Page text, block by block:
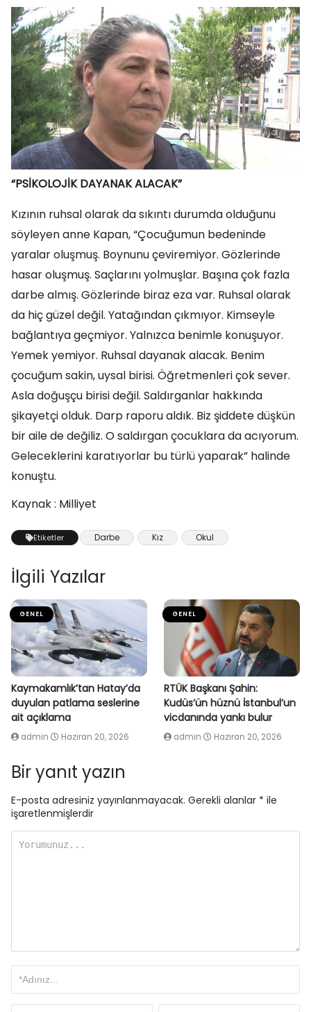
“PSİKOLOJİK DAYANAK ALACAK”
Kızının ruhsal olarak da sıkıntı durumda olduğunu
söyleyen anne Kapan, “Çocuğumun bedeninde
yaralar oluşmuş. Boynunu çeviremiyor. Gözlerinde
hasar oluşmuş. Saçlarını yolmuşlar. Başına çok fazla
darbe almış. Gözlerinde biraz eza var. Ruhsal olarak
da hiç güzel değil. Yatağından çıkmıyor. Kimseyle
bağlantıya geçmiyor. Yalnızca benimle konuşuyor.
Yemek yemiyor. Ruhsal dayanak alacak. Benim
çocuğum sakin, uysal birisi. Öğretmenleri çok sever.
Asla doğuşçu birisi değil. Saldırganlar hakkında
şikayetçi olduk. Darp raporu aldık. Biz şiddete düşkün
bir aile de değiliz. O saldırgan çocuklara da acıyorum.
Geleceklerini karatıyorlar bu türlü yaparak” halinde
konuştu.
Kaynak : Milliyet
Etiketler Darbe Kız Okul
İlgili Yazılar
GENEL
Kaymakamlık’tan Hatay’da
duyulan patlama seslerine
ait açıklama
admin Haziran 20, 2026
GENEL
RTÜK Başkanı Şahin:
Kudüs’ün hüznü İstanbul’un
vicdanında yankı bulur
admin Haziran 20, 2026
Bir yanıt yazın
E-posta adresiniz yayınlanmayacak. Gerekli alanlar * ile
işaretlenmişlerdir